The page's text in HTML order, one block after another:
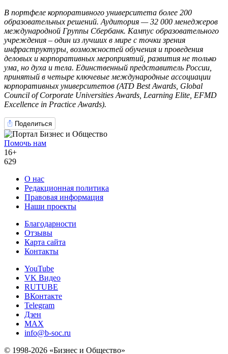
В портфеле корпоративного университета более 200
образовательных решений. Аудитория — 32 000 менеджеров
международной Группы Сбербанк. Кампус образовательного
учреждения – один из лучших в мире с точки зрения
инфраструктуры, возможностей обучения и проведения
деловых и корпоративных мероприятий, развития не только
ума, но духа и тела. Единственный представитель России,
принятый в четыре ключевые международные ассоциации
корпоративных университетов (ATD Best Awards, Global
Council of Corporate Universities Awards, Learning Elite, EFMD
Excellence in Practice Awards).
Поделиться
Помочь нам
16+
629
О нас
Редакционная политика
Правовая информация
Наши проекты
Благодарности
Отзывы
Карта сайта
Контакты
YouTube
VK Видео
RUTUBE
ВКонтакте
Telegram
Дзен
MAX
info@b-soc.ru
© 1998-2026 «Бизнес и Общество»